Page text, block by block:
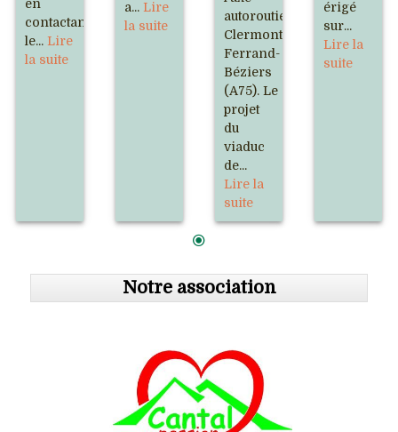
en
contactant
le... Lire
la suite
a... Lire
la suite
autoroutier
Clermont-
Ferrand-
Béziers
(A75). Le
projet
du
viaduc
de...
Lire la
suite
érigé
sur...
Lire la
suite
Notre association